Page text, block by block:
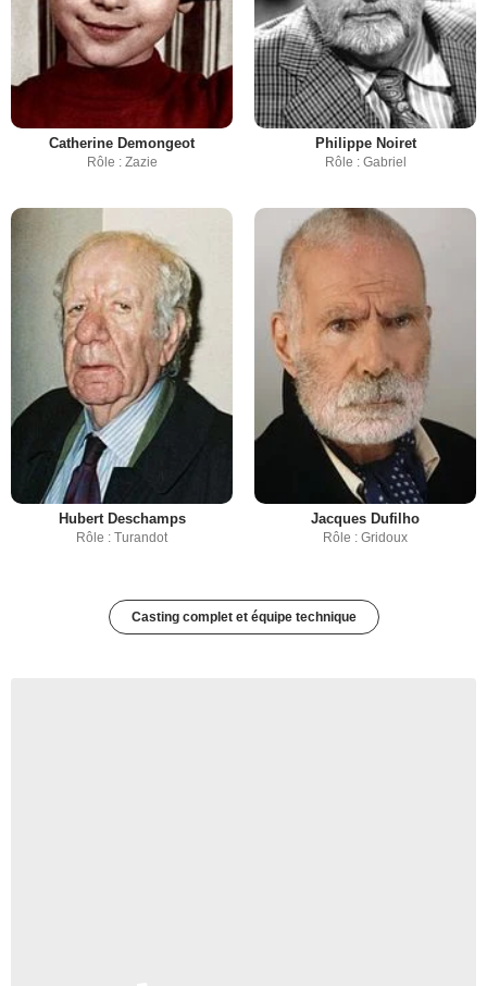
Catherine Demongeot
Rôle : Zazie
Philippe Noiret
Rôle : Gabriel
Hubert Deschamps
Rôle : Turandot
Jacques Dufilho
Rôle : Gridoux
Casting complet et équipe technique